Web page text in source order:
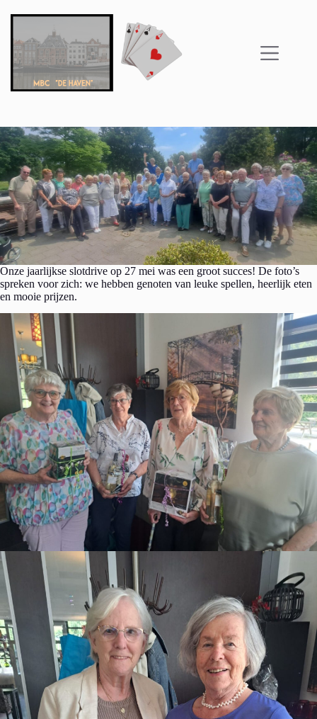
Onze jaarlijkse slotdrive op 27 mei was een groot succes! De foto’s
spreken voor zich: we hebben genoten van leuke spellen, heerlijk eten
en mooie prijzen.